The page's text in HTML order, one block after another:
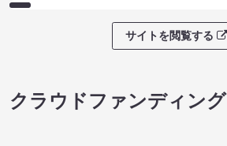
サイトを閲覧する
クラウドファンディング